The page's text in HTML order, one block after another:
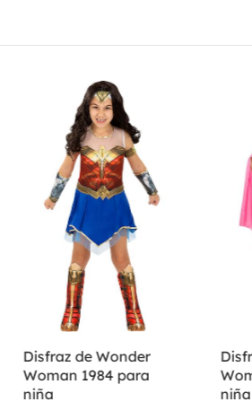
Disfraz de Wonder
Woman 1984 para
niña
niña